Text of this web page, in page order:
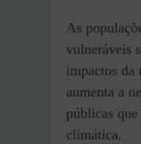
As
vulneráveis
impactos da
aumenta a
públicas
climática.